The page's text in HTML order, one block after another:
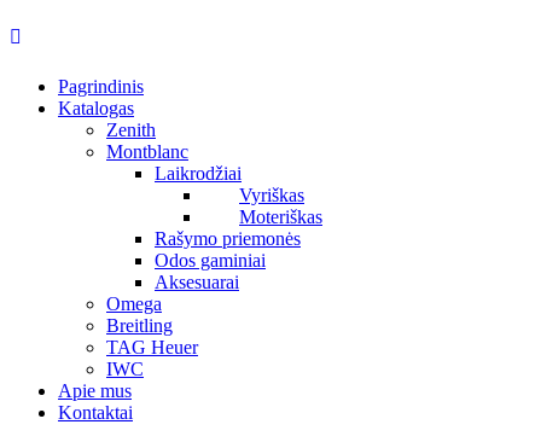
Pagrindinis
Katalogas
Zenith
Montblanc
Laikrodžiai
Vyriškas
Moteriškas
Rašymo priemonės
Odos gaminiai
Aksesuarai
Omega
Breitling
TAG Heuer
IWC
Apie mus
Kontaktai